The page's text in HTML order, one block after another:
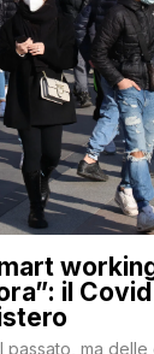
il
passato, ma